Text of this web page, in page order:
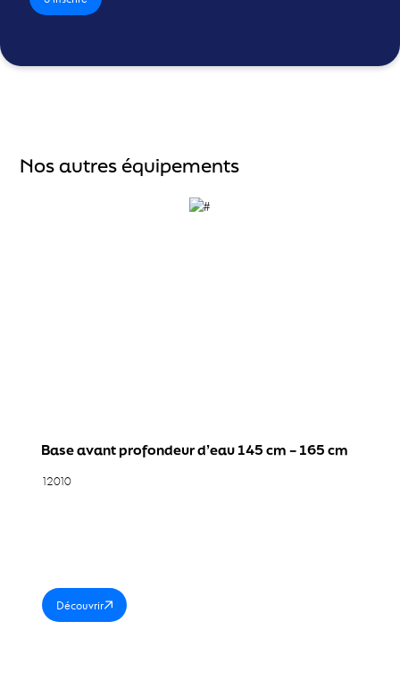
AquaFit Pro Pack
Contact
Nos autres équipements
Base avant profondeur d’eau 145 cm – 165 cm
12010
Découvrir